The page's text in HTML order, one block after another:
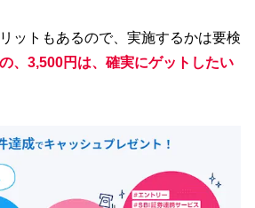
トもあるので、実施するかは要検
の、3,500円は、確実にゲットしたい